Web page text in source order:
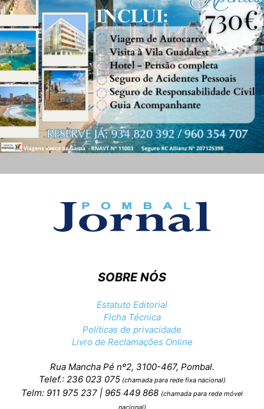
SOBRE NÓS
Estatuto Editorial
Ficha Técnica
Políticas de privacidade
Livro de Reclamações Online
Rua Mancha Pé nº2, 3100-467, Pombal.
Telef.: 236 023 075 (chamada para rede fixa nacional)
Telm: 911 975 237 | 965 449 868 (chamada para rede móvel